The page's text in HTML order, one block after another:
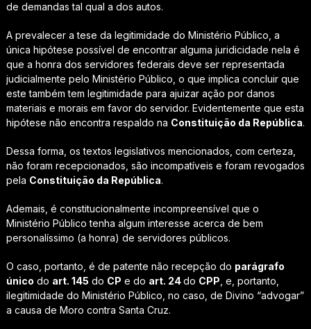
de demandas tal qual a dos autos.
A prevalecer a tese da legitimidade do Ministério Público, a
única hipótese possível de encontrar alguma juridicidade nela é
que a honra dos servidores federais deve ser representada
judicialmente pelo Ministério Público, o que implica concluir que
este também tem legitimidade para ajuizar ação por danos
materiais e morais em favor do servidor. Evidentemente que esta
hipótese não encontra respaldo na Constituição da República.
Dessa forma, os textos legislativos mencionados, com certeza,
não foram recepcionados, são incompatíveis e foram revogados
pela Constituição da República.
Ademais, é constitucionalmente incompreensível que o
Ministério Público tenha algum interesse acerca de bem
personalíssimo (a honra) de servidores públicos.
O caso, portanto, é de patente não recepção do parágrafo
único do art. 145 do CP e do art. 24do CPP , e, portanto,
ilegitimidade do Ministério Público, no caso, de Divino “advogar”
a causa de Moro contra Santa Cruz.